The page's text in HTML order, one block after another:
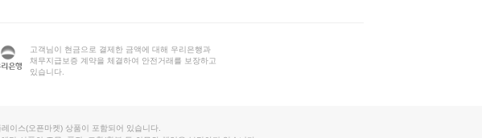
고객님이 현금으로 결제한 금액에 대해 우리은행과
채무지급보증 계약을 체결하여 안전거래를 보장하고
있습니다.
이스(오픈마켓) 상품이 포함되어 있습니다.